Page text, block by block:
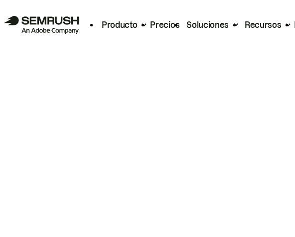
Producto Precios Soluciones Recursos